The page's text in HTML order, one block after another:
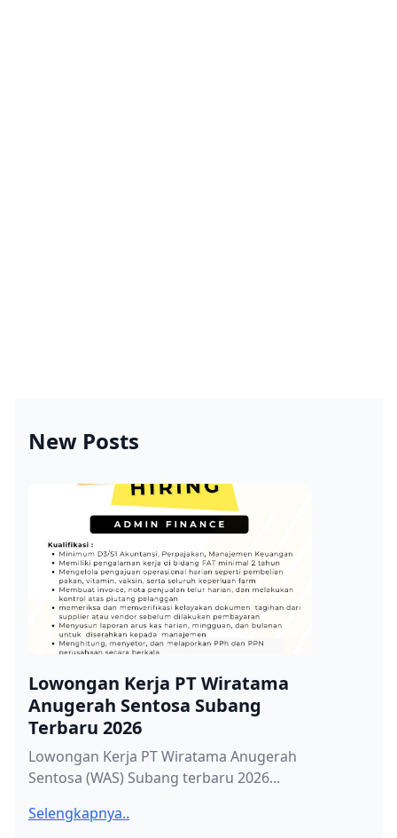
New Posts
Lowongan Kerja PT Wiratama
Anugerah Sentosa Subang
Terbaru 2026
Lowongan Kerja PT Wiratama Anugerah
Sentosa (WAS) Subang terbaru 2026...
Selengkapnya..